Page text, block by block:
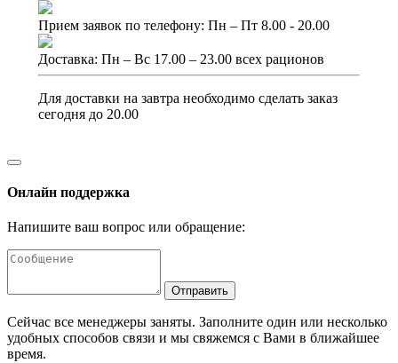
Прием заявок по телефону: Пн – Пт 8.00 - 20.00
Доставка: Пн – Вс 17.00 – 23.00 всех рационов
Для доставки на завтра необходимо сделать заказ
сегодня до 20.00
Онлайн поддержка
Напишите ваш вопрос или обращение:
Отправить
Сейчас все менеджеры заняты. Заполните один или несколько
удобных способов связи и мы свяжемся с Вами в ближайшее
время.